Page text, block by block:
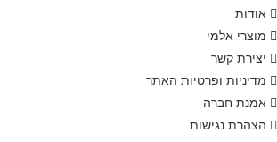
אודות
מוצרי אלמי
יצירת קשר
מדיניות ופרטיות האתר
אמנת חברה
הצהרת נגישות